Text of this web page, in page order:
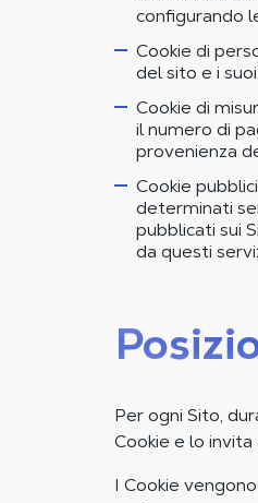
configurando
Cookie di
del sito e i
Cookie di
il numero di
provenienza
Cookie
determinati
pubblicati sui
da questi
Per ogni Sito,
Cookie e lo
I Cookie